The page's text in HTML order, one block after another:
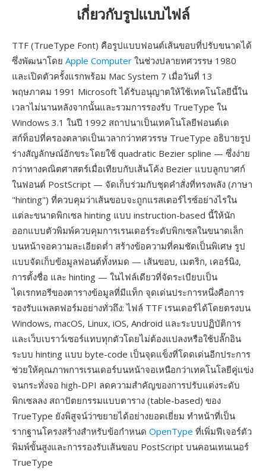
เกี่ยวกับรูปแบบไฟล์
TTF (TrueType Font) คือรูปแบบฟอนต์เส้นขอบที่ปรับขนาดได้
ซึ่งพัฒนาโดย Apple Computer ในช่วงปลายทศวรรษ 1980
และเปิดตัวครั้งแรกพร้อม Mac System 7 เมื่อวันที่ 13
พฤษภาคม 1991 Microsoft ได้รับอนุญาตให้ใช้เทคโนโลยีนี้ใน
เวลาไม่นานหลังจากนั้นและรวมการรองรับ TrueType ใน
Windows 3.1 ในปี 1992 สถาปนาเป็นเทคโนโลยีฟอนต์เด
สก์ท็อปที่ครองตลาดเป็นเวลากว่าทศวรรษ TrueType อธิบายรูป
ร่างสัญลักษณ์อักขระโดยใช้ quadratic Bezier spline — ซึ่งง่าย
กว่าทางคณิตศาสตร์เมื่อเทียบกับเส้นโค้ง Bezier แบบลูกบาศก์
ในฟอนต์ PostScript — จัดเก็บร่วมกับชุดคำสั่งที่ทรงพลัง (ภาษา
"hinting") ที่ควบคุมว่าเส้นขอบจะถูกแรสเตอร์ไรซ์อย่างไรใน
แต่ละขนาดพิกเซล hinting แบบ instruction-based นี้ให้นัก
ออกแบบตัวพิมพ์ควบคุมการเรนเดอร์ระดับพิกเซลในขนาดเล็ก
บนหน้าจอความละเอียดต่ำ สร้างข้อความที่คมชัดเป็นพิเศษ รูป
แบบจัดเก็บข้อมูลฟอนต์ทั้งหมด — เส้นขอบ, เมตริก, เคอร์นิง,
การตั้งชื่อ และ hinting — ในไฟล์เดียวที่จัดระเบียบเป็น
ไดเรกทอรีของตารางข้อมูลที่มีแท็ก จุดเด่นประการหนึ่งคือการ
รองรับแพลตฟอร์มอย่างทั่วถึง: ไฟล์ TTF เรนเดอร์ได้โดยตรงบน
Windows, macOS, Linux, iOS, Android และระบบปฏิบัติการ
และเว็บเบราว์เซอร์แทบทุกตัวโดยไม่ต้องแปลงหรือใช้ปลั๊กอิน
ระบบ hinting แบบ byte-code เป็นจุดแข็งที่โดดเด่นอีกประการ
ช่วยให้คุณภาพการเรนเดอร์บนหน้าจอเหนือกว่าเทคโนโลยีคู่แข่ง
จนกระทั่งจอ high-DPI ลดความสำคัญของการปรับแต่งระดับ
พิกเซลลง สถาปัตยกรรมแบบตาราง (table-based) ของ
TrueType ยังพิสูจน์ว่าขยายได้อย่างยอดเยี่ยม ทำหน้าที่เป็น
รากฐานโครงสร้างสำหรับข้อกำหนด OpenType ที่เพิ่มฟีเจอร์ตัว
พิมพ์ขั้นสูงและการรองรับเส้นขอบ PostScript บนคอนเทนเนอร์
TrueType